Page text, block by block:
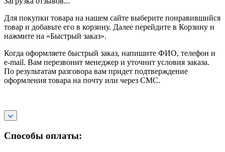
Для покупки товара на нашем сайте выберите понравившийся
товар и добавьте его в корзину. Далее перейдите в Корзину и
нажмите на «Быстрый заказ».
Когда оформляете быстрый заказ, напишите ФИО, телефон и
e-mail. Вам перезвонит менеджер и уточнит условия заказа.
По результатам разговора вам придет подтверждение
оформления товара на почту или через СМС.
Способы оплаты: